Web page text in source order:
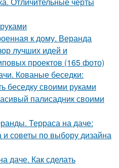
к дому. Веранда
лучших идей и
проектов (165 фото)
Кованые беседки:
беседку своими руками
палисадник своими
Терраса на даче:
и советы по выбору дизайна
даче. Как сделать